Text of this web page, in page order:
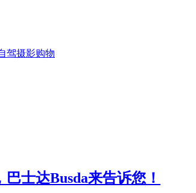
驾摄影购物
士达Busda来告诉您！